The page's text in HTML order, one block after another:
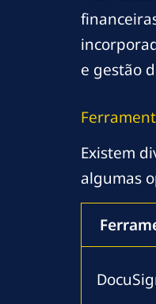
e gestão
Existem
algumas